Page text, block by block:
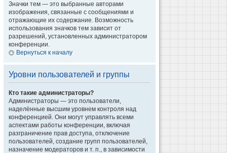
Значки тем — это выбранные авторами
изображения, связанные с сообщениями и
отражающие их содержание. Возможность
использования значков тем зависит от
разрешений, установленных администратором
конференции.
Вернуться к началу
Уровни пользователей и группы
Кто такие администраторы?
Администраторы — это пользователи,
наделённые высшим уровнем контроля над
конференцией. Они могут управлять всеми
аспектами работы конференции, включая
разграничение прав доступа, отключение
пользователей, создание групп пользователей,
назначение модераторов и т. п., в зависимости